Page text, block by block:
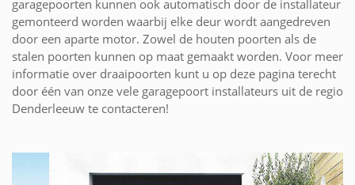
garagepoorten kunnen ook automatisch door de installateur
gemonteerd worden waarbij elke deur wordt aangedreven
door een aparte motor. Zowel de houten poorten als de
stalen poorten kunnen op maat gemaakt worden. Voor meer
informatie over draaipoorten kunt u op deze pagina terecht
door één van onze vele garagepoort installateurs uit de regio
Denderleeuw te contacteren!